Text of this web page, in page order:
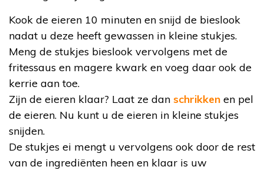
Kook de eieren 10 minuten en snijd de bieslook
nadat u deze heeft gewassen in kleine stukjes.
Meng de stukjes bieslook vervolgens met de
fritessaus en magere kwark en voeg daar ook de
kerrie aan toe.
Zijn de eieren klaar? Laat ze dan schrikken en pel
de eieren. Nu kunt u de eieren in kleine stukjes
snijden.
De stukjes ei mengt u vervolgens ook door de rest
van de ingrediënten heen en klaar is uw